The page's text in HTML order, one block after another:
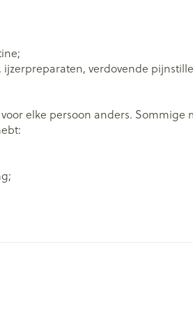
verdovende
elke persoon anders.